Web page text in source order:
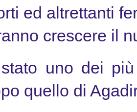
ed altrettanti
crescere il
uno dei
quello di